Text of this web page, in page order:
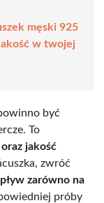
męski 925
w twojej
być
To
jakość
zwróć
zarówno na
próby